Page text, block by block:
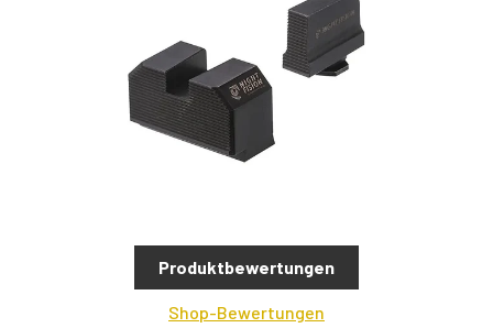
Produktbewertungen
Shop-Bewertungen